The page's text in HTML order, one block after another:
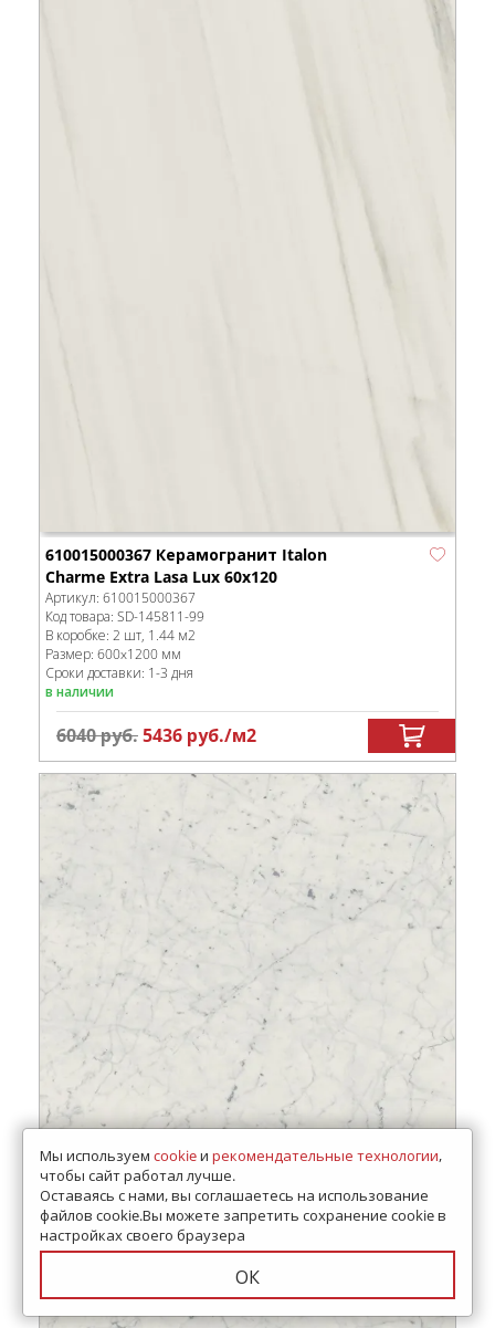
610015000367 Керамогранит Italon
Charme Extra Lasa Lux 60х120
Артикул: 610015000367
Код товара: SD-145811-99
В коробке: 2 шт, 1.44 м2
Размер: 600x1200 мм
Сроки доставки: 1-3 дня
в наличии
6040руб.5436 руб./м2
Мы используем cookieи рекомендательные технологии,
чтобы сайт работал лучше.
Оставаясь с нами, вы соглашаетесь на использование
файлов cookie.Вы можете запретить сохранение cookie в
настройках своего браузера
ОК